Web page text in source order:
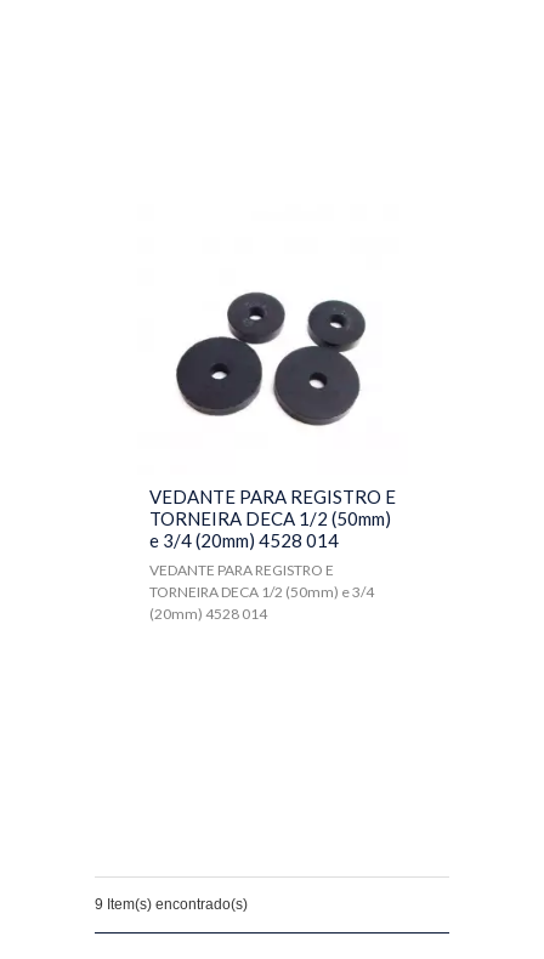
VEDANTE PARA REGISTRO E
TORNEIRA DECA 1/2 (50mm)
e 3/4 (20mm) 4528 014
VEDANTE PARA REGISTRO E
TORNEIRA DECA 1/2 (50mm) e 3/4
(20mm) 4528 014
9 Item(s) encontrado(s)